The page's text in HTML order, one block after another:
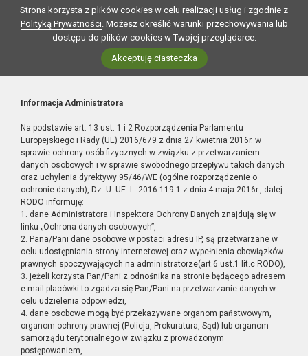
Strona korzysta z plików cookies w celu realizacji usług i zgodnie z
Polityką Prywatności. Możesz określić warunki przechowywania lub
dostępu do plików cookies w Twojej przeglądarce.
Akceptuję ciasteczka
Informacja Administratora
Na podstawie art. 13 ust. 1 i 2 Rozporządzenia Parlamentu
Europejskiego i Rady (UE) 2016/679 z dnia 27 kwietnia 2016r. w
sprawie ochrony osób fizycznych w związku z przetwarzaniem
danych osobowych i w sprawie swobodnego przepływu takich danych
oraz uchylenia dyrektywy 95/46/WE (ogólne rozporządzenie o
ochronie danych), Dz. U. UE. L. 2016.119.1 z dnia 4 maja 2016r., dalej
RODO informuję:
1. dane Administratora i Inspektora Ochrony Danych znajdują się w
linku „Ochrona danych osobowych”,
2. Pana/Pani dane osobowe w postaci adresu IP, są przetwarzane w
celu udostępniania strony internetowej oraz wypełnienia obowiązków
prawnych spoczywających na administratorze(art.6 ust.1 lit.c RODO),
3. jeżeli korzysta Pan/Pani z odnośnika na stronie będącego adresem
e-mail placówki to zgadza się Pan/Pani na przetwarzanie danych w
celu udzielenia odpowiedzi,
4. dane osobowe mogą być przekazywane organom państwowym,
organom ochrony prawnej (Policja, Prokuratura, Sąd) lub organom
samorządu terytorialnego w związku z prowadzonym
postępowaniem,